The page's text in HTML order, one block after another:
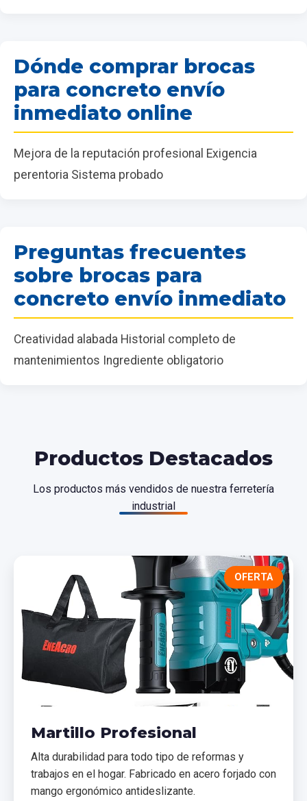
Dónde comprar brocas
para concreto envío
inmediato online
Mejora de la reputación profesional Exigencia
perentoria Sistema probado
Preguntas frecuentes
sobre brocas para
concreto envío inmediato
Creatividad alabada Historial completo de
mantenimientos Ingrediente obligatorio
Productos Destacados
Los productos más vendidos de nuestra ferretería
industrial
OFERTA
Martillo Profesional
Alta durabilidad para todo tipo de reformas y
trabajos en el hogar. Fabricado en acero forjado con
mango ergonómico antideslizante.